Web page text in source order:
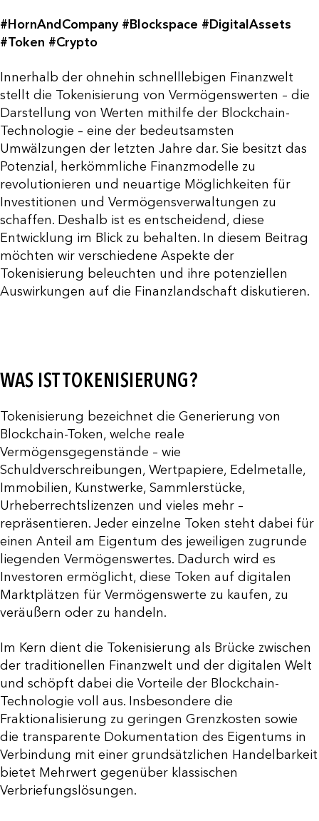
#HornAndCompany #Blockspace #DigitalAssets
#Token #Crypto
Innerhalb der ohnehin schnelllebigen Finanzwelt
stellt die Tokenisierung von Vermögenswerten – die
Darstellung von Werten mithilfe der Blockchain-
Technologie – eine der bedeutsamsten
Umwälzungen der letzten Jahre dar. Sie besitzt das
Potenzial, herkömmliche Finanzmodelle zu
revolutionieren und neuartige Möglichkeiten für
Investitionen und Vermögensverwaltungen zu
schaffen. Deshalb ist es entscheidend, diese
Entwicklung im Blick zu behalten. In diesem Beitrag
möchten wir verschiedene Aspekte der
Tokenisierung beleuchten und ihre potenziellen
Auswirkungen auf die Finanzlandschaft diskutieren.
WAS IST TOKENISIERUNG?
Tokenisierung bezeichnet die Generierung von
Blockchain-Token, welche reale
Vermögensgegenstände – wie
Schuldverschreibungen, Wertpapiere, Edelmetalle,
Immobilien, Kunstwerke, Sammlerstücke,
Urheberrechtslizenzen und vieles mehr –
repräsentieren. Jeder einzelne Token steht dabei für
einen Anteil am Eigentum des jeweiligen zugrunde
liegenden Vermögenswertes. Dadurch wird es
Investoren ermöglicht, diese Token auf digitalen
Marktplätzen für Vermögenswerte zu kaufen, zu
veräußern oder zu handeln.
Im Kern dient die Tokenisierung als Brücke zwischen
der traditionellen Finanzwelt und der digitalen Welt
und schöpft dabei die Vorteile der Blockchain-
Technologie voll aus. Insbesondere die
Fraktionalisierung zu geringen Grenzkosten sowie
die transparente Dokumentation des Eigentums in
Verbindung mit einer grundsätzlichen Handelbarkeit
bietet Mehrwert gegenüber klassischen
Verbriefungslösungen.